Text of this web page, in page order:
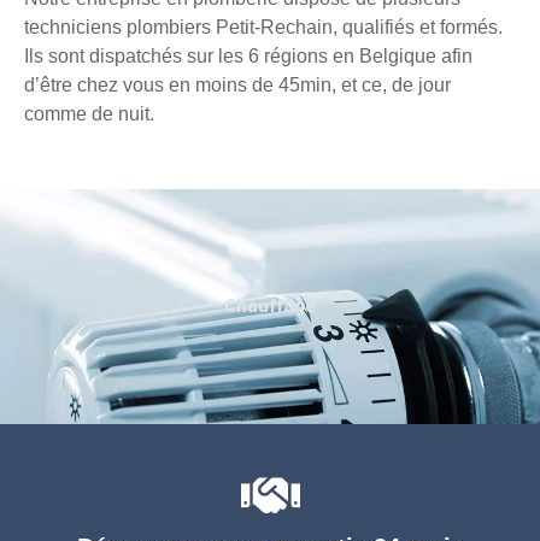
techniciens plombiers Petit-Rechain, qualifiés et formés.
Ils sont dispatchés sur les 6 régions en Belgique afin
d’être chez vous en moins de 45min, et ce, de jour
comme de nuit.
Chauffage